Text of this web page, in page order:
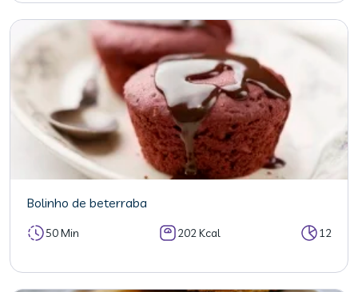
Bolinho de beterraba
50 Min 202 Kcal 12